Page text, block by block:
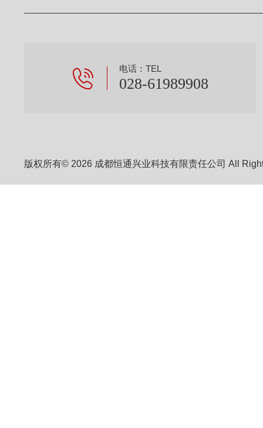
电话：TEL
028-61989908
版权所有© 2026 成都恒通兴业科技有限责任公司 All